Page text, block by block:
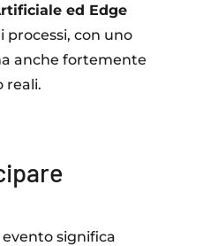
ed Edge
processi, con uno
anche fortemente
reali.
significa